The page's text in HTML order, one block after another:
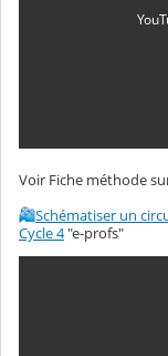
Voir Fiche méthode
Schématiser un
Cycle 4"e-profs"